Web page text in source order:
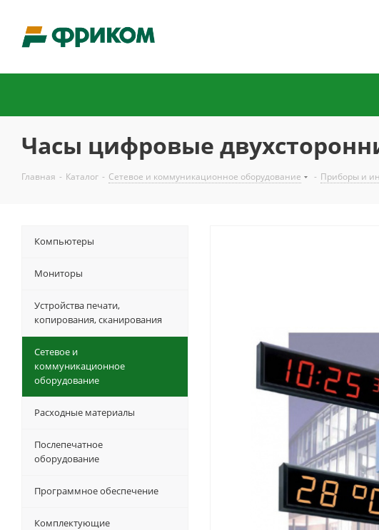
Часы цифровые
Главная - Каталог - Сетевое и коммуникационное оборудование - Приборы и
Компьютеры
Мониторы
Устройства печати,
копирования, сканирования
Сетевое и
коммуникационное
оборудование
Расходные материалы
Послепечатное
оборудование
Программное обеспечение
Комплектующие